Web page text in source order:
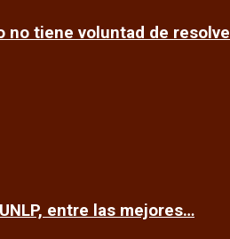
no tiene voluntad de
entre las mejores…